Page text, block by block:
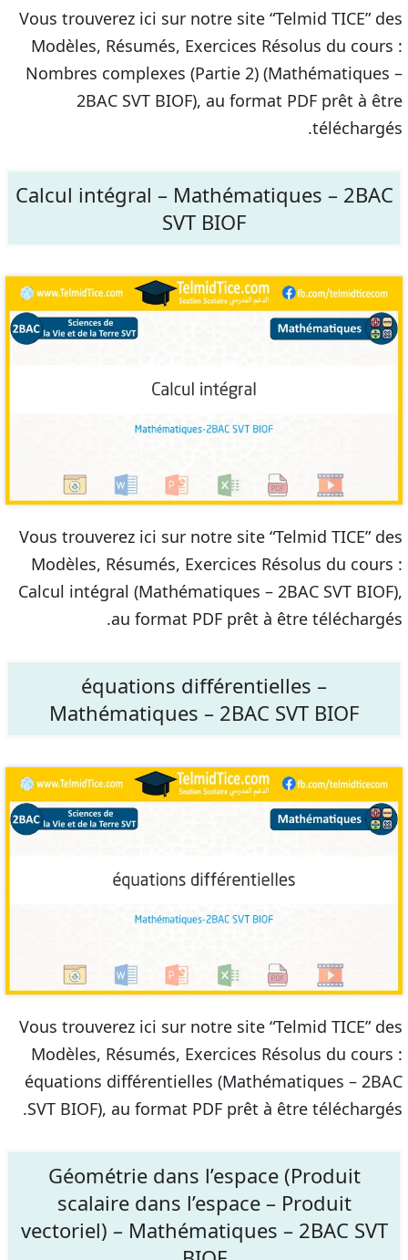
Vous trouverez ici sur notre site “Telmid TICE” des
Modèles, Résumés, Exercices Résolus du cours :
Nombres complexes (Partie 2) (Mathématiques –
2BAC SVT BIOF), au format PDF prêt à être
téléchargés.
Calcul intégral – Mathématiques – 2BAC
SVT BIOF
Vous trouverez ici sur notre site “Telmid TICE” des
Modèles, Résumés, Exercices Résolus du cours :
Calcul intégral (Mathématiques – 2BAC SVT BIOF),
au format PDF prêt à être téléchargés.
équations différentielles –
Mathématiques – 2BAC SVT BIOF
Vous trouverez ici sur notre site “Telmid TICE” des
Modèles, Résumés, Exercices Résolus du cours :
équations différentielles (Mathématiques – 2BAC
SVT BIOF), au format PDF prêt à être téléchargés.
Géométrie dans l’espace (Produit
scalaire dans l’espace – Produit
vectoriel) – Mathématiques – 2BAC SVT